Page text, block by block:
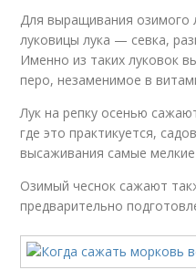
Для выращивания озимого
луковицы лука — севка,
Именно из таких луковок
перо, незаменимое в
Лук на репку осенью
где это практикуется,
высаживания самые мелкие
Озимый чеснок сажают
предварительно